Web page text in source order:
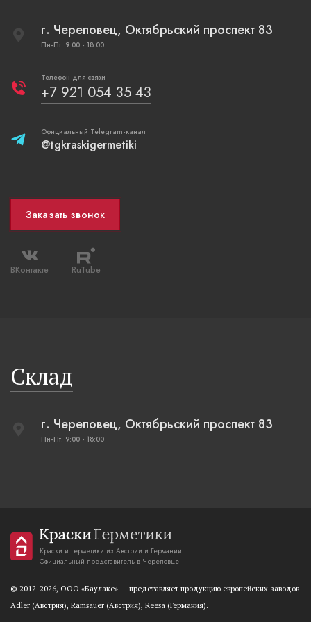
г. Череповец, Октябрьский проспект 83
Пн-Пт: 9:00 - 18:00
Телефон для связи
+7 921 054 35 43
Официальный Telegram-канал
@tgkraskigermetiki
Заказать звонок
ВКонтакте RuTube
Склад
г. Череповец, Октябрьский проспект 83
Пн-Пт: 9:00 - 18:00
Краски и герметики из Австрии и Германии
Официальный представитель в Череповце
© 2012-2026, OOO «Баулаке» — представляет продукцию европейских заводов
Adler (Австрия), Ramsauer (Австрия), Reesa (Германия).